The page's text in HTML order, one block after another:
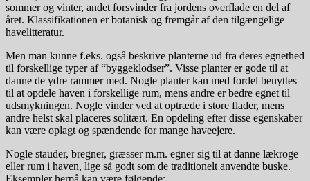
sommer og vinter, andet forsvinder fra jordens overflade en del af
året. Klassifikationen er botanisk og fremgår af den tilgængelige
havelitteratur.
Men man kunne f.eks. også beskrive planterne ud fra deres egnethed
til forskellige typer af “byggeklodser”. Visse planter er gode til at
danne de ydre rammer med. Nogle planter kan med fordel benyttes
til at opdele haven i forskellige rum, mens andre er bedre egnet til
udsmykningen. Nogle vinder ved at optræde i store flader, mens
andre helst skal placeres solitært. En opdeling efter disse egenskaber
kan være oplagt og spændende for mange haveejere.
Nogle stauder, bregner, græsser m.m. egner sig til at danne lækroge
eller rum i haven, lige så godt som de traditionelt anvendte buske.
Eksempler herpå kan være følgende: